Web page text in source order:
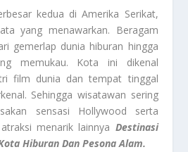
kedua di Amerika Serikat,
yang menawarkan. Beragam
gemerlap dunia hiburan hingga
memukau. Kota ini dikenal
film dunia dan tempat tinggal
Sehingga wisatawan sering
sensasi Hollywood serta
menarik lainnya Destinasi
Hiburan Dan Pesona Alam.